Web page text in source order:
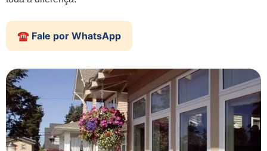
☎️ Fale por WhatsApp